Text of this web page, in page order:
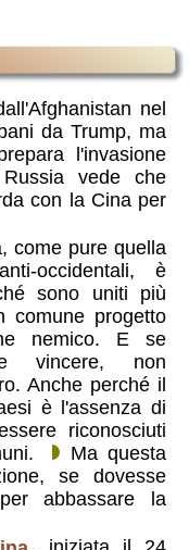
nel
da Trump, ma
l'invasione
vede che
con la Cina per
come pure quella
occidentali, è
sono uniti più
comune progetto
nemico. E se
vincere, non
Anche perché il
è l'assenza di
riconosciuti
Ma questa
se dovesse
abbassare la